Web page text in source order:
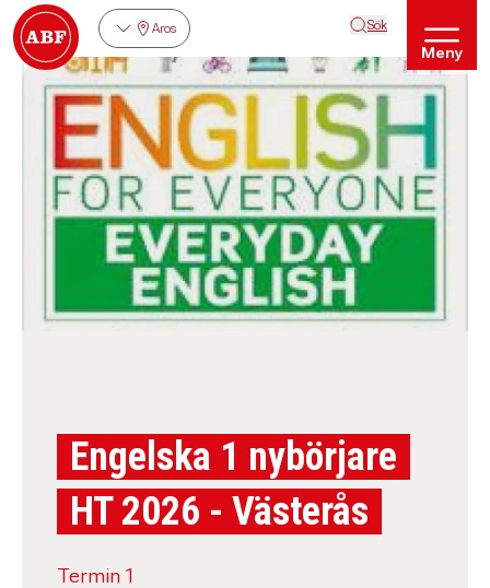
Aros Sök
Meny
Engelska 1 nybörjare
HT 2026 - Västerås
Termin 1